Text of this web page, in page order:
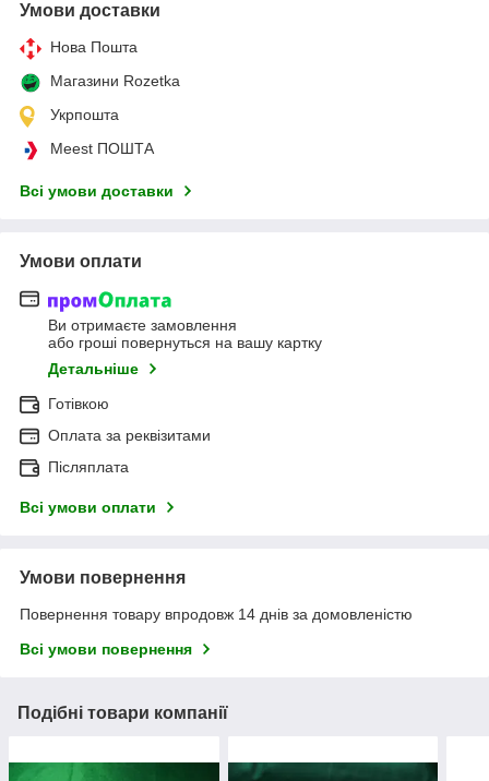
Умови доставки
Нова Пошта
Магазини Rozetka
Укрпошта
Meest ПОШТА
Всі умови доставки
Умови оплати
Ви отримаєте замовлення
або гроші повернуться на вашу картку
Детальніше
Готівкою
Оплата за реквізитами
Післяплата
Всі умови оплати
Умови повернення
Повернення товару впродовж 14 днів за домовленістю
Всі умови повернення
Подібні товари компанії